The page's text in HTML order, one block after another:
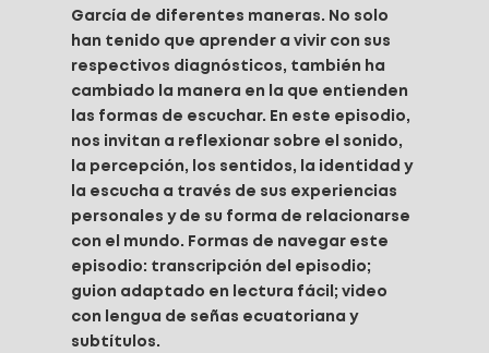
García de diferentes maneras. No solo
han tenido que aprender a vivir con sus
respectivos diagnósticos, también ha
cambiado la manera en la que entienden
las formas de escuchar. En este episodio,
nos invitan a reflexionar sobre el sonido,
la percepción, los sentidos, la identidad y
la escucha a través de sus experiencias
personales y de su forma de relacionarse
con el mundo. Formas de navegar este
episodio: transcripción del episodio;
guion adaptado en lectura fácil; video
con lengua de señas ecuatoriana y
subtítulos.